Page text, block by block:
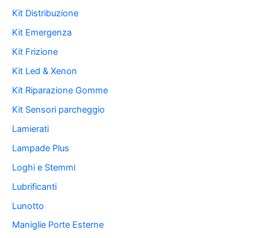
Kit Distribuzione
Kit Emergenza
Kit Frizione
Kit Led & Xenon
Kit Riparazione Gomme
Kit Sensori parcheggio
Lamierati
Lampade Plus
Loghi e Stemmi
Lubrificanti
Lunotto
Maniglie Porte Esterne